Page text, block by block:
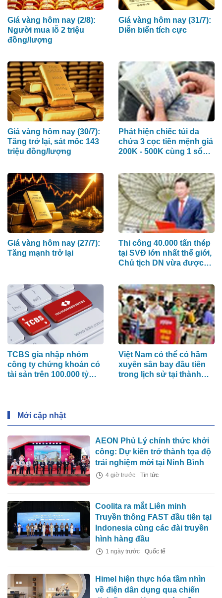
Giá vàng hôm nay (2/8):
Người mua lỗ 2 triệu
đồng/lượng
Giá vàng hôm nay (31/7):
Diễn biến tích cực
Giá vàng hôm nay (30/7):
Tăng trở lại, sát mốc 143
triệu đồng/lượng
Phát hiện chiếc túi da
chứa 3 cọc tiền mệnh giá
200K - 500K cùng 1 sổ
nằm chơ vơ tại nhà ga
Cảng hàng không Pleiku
Giá vàng hôm nay (27/7):
Tăng mạnh trở lại
Thi công 40.000 tấn thép
tại SVĐ lớn nhất thế giới,
Chủ tịch DN vừa được
PC1 là ai?
TCBS gia nhập nhóm
công ty chứng khoán có
tài sản trên 100.000 tỷ
Việt Nam có thể có hầm
xuyên sân bay đầu tiên
trong lịch sử tại thành
Mới cập nhật
AEON Phủ Lý chính thức khởi
công: Dự kiến trở thành tọa độ
trải nghiệm mới tại Ninh Bình
4 giờ trước Tin tức
Coolita ra mắt Liên minh
Truyền thông FAST đầu tiên tại
Indonesia cùng các đài truyền
hình hàng đầu
1 ngày trước Quốc tế
Himel hiện thực hóa tầm nhìn
về điện dân dụng qua chiến